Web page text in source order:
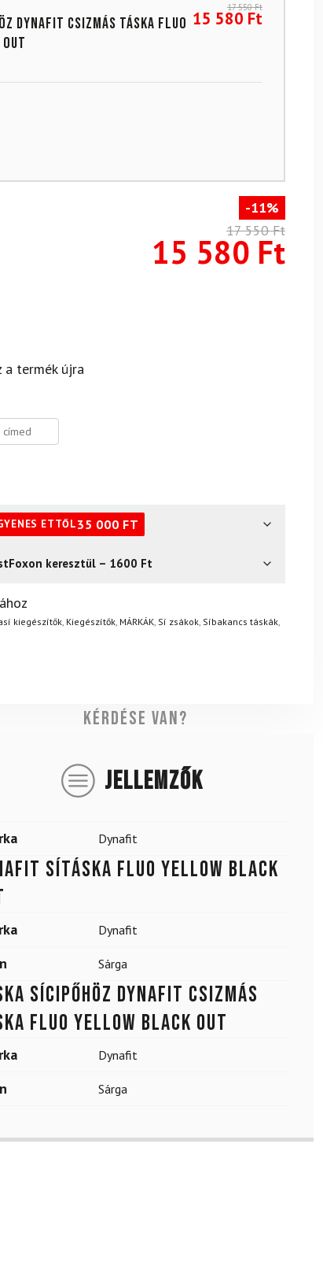
DYNAFIT Csizmás táska Fluo
17 550Ft
15 580 Ft
-11%
17 550Ft
15 580 Ft
a termék újra
ETTŐL35 000 FT
keresztül – 1600 Ft
gond – a terméket egyszerűen visszaküldheti 14
visszaküldés feltételei?
kiegészítők, Kiegészítők, MÁRKÁK, Sí zsákok, Síbakancs táskák,
Kérdése van?
JELLEMZŐK
Dynafit
sításka Fluo Yellow Black
Dynafit
Sárga
sícipőhöz DYNAFIT Csizmás
Fluo Yellow Black Out
Dynafit
Sárga